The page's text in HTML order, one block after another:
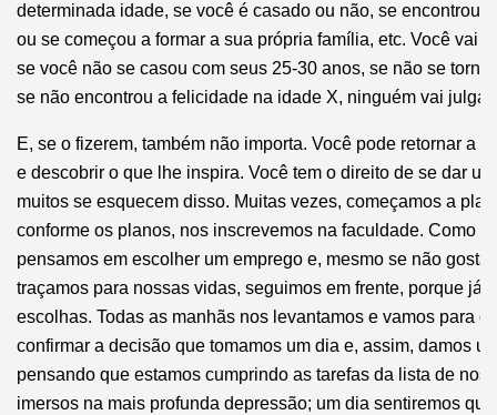
determinada idade, se você é casado ou não, se encontrou
ou se começou a formar a sua própria família, etc. Você vai
se você não se casou com seus 25-30 anos, se não se
se não encontrou a felicidade na idade X, ninguém vai julgá-
E, se o fizerem, também não importa. Você pode retornar a
e descobrir o que lhe inspira. Você tem o direito de se dar
muitos se esquecem disso. Muitas vezes, começamos a
conforme os planos, nos inscrevemos na faculdade. Como
pensamos em escolher um emprego e, mesmo se não
traçamos para nossas vidas, seguimos em frente, porque já
escolhas. Todas as manhãs nos levantamos e vamos para
confirmar a decisão que tomamos um dia e, assim, damos
pensando que estamos cumprindo as tarefas da lista de
imersos na mais profunda depressão; um dia sentiremos